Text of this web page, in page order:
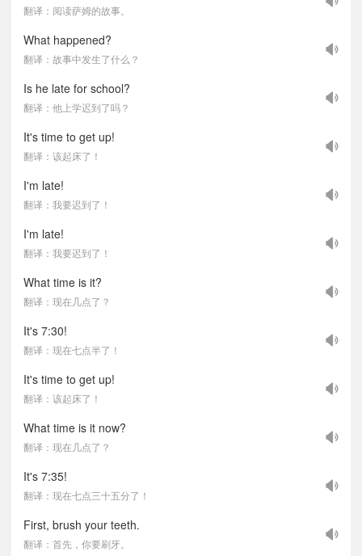
翻译：阅读萨姆的故事。
What happened?
翻译：故事中发生了什么？
Is he late for school?
翻译：他上学迟到了吗？
It's time to get up!
翻译：该起床了！
I'm late!
翻译：我要迟到了！
I'm late!
翻译：我要迟到了！
What time is it?
翻译：现在几点了？
It's 7:30!
翻译：现在七点半了！
It's time to get up!
翻译：该起床了！
What time is it now?
翻译：现在几点了？
It's 7:35!
翻译：现在七点三十五分了！
First, brush your teeth.
翻译：首先，你要刷牙。